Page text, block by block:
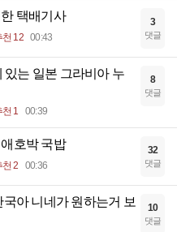
택배기사
천 12 00:43
3
댓글
있는 일본 그라비아 누
천 1 00:39
8
댓글
호박 국밥
천 2 00:36
32
댓글
아 니네가 원하는거 보
10
댓글